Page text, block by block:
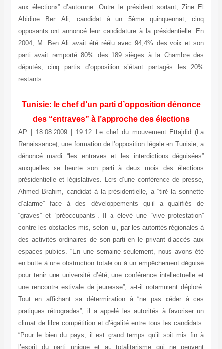
aux élections” d’automne. Outre le président sortant, Zine El
Abidine Ben Ali, candidat à un 5ème quinquennat, cinq
opposants ont annoncé leur candidature à la présidentielle. En
2004, M. Ben Ali avait été réélu avec 94,4% des voix et son
parti avait remporté 80% des 189 sièges à la Chambre des
députés, cinq partis d’opposition s’étant partagés les 20%
restants.
Tunisie: le chef d’un parti d’opposition dénonce
des “entraves” à l’approche des élections
AP | 18.08.2009 | 19:12 Le chef du mouvement Ettajdid (La
Renaissance), une formation de l’opposition légale en Tunisie, a
dénoncé mardi “les entraves et les interdictions déguisées”
auxquelles se heurte son parti à deux mois des élections
présidentielle et législatives. Lors d’une conférence de presse,
Ahmed Brahim, candidat à la présidentielle, a “tiré la sonnette
d’alarme” face à des développements qu’il a qualifiés de
“graves” et “préoccupants”. Il a élevé une “vive protestation”
contre les obstacles mis, selon lui, par les autorités régionales à
des activités ordinaires de son parti en le privant d’accès aux
espaces publics. “En une semaine seulement, nous avons été
en butte à une obstruction totale ou à un empêchement déguisé
pour tenir une université d’été, une conférence intellectuelle et
une rencontre estivale de jeunesse”, a-t-il notamment déploré.
Tout en affichant sa détermination à “ne pas céder à ces
pratiques rétrogrades”, il a appelé les autorités à favoriser un
climat de libre compétition et d’égalité entre tous les candidats.
“Pour le bien du pays, il est grand temps qu’il soit mis fin à
l’esprit du parti unique et au totalitarisme qui ne peuvent